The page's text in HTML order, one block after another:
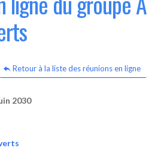
Retour à la liste des réunions en ligne
2030